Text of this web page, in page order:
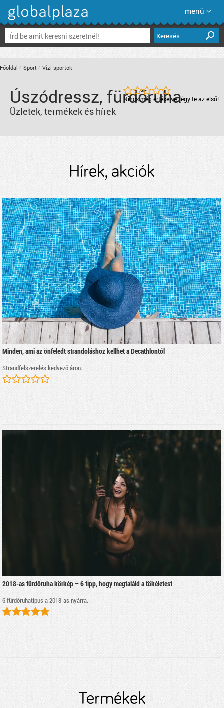
menü
Keresés
Főoldal Sport Vízi sportok
Úszódressz, fürdőruha
Üzletek, termékek és hírek
Nincs még értékelve, légy te az első!
Hírek, akciók
Minden, ami az önfeledt strandoláshoz kellhet a Decathlontól
Strandfelszerelés kedvező áron.
2018-as fürdőruha körkép – 6 tipp, hogy megtaláld a tökéletest
6 fürdőruhatípus a 2018-as nyárra.
Termékek